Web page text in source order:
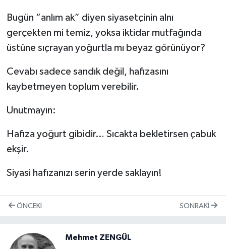
Bugün “anlım ak” diyen siyasetçinin alnı
gerçekten mi temiz, yoksa iktidar mutfağında
üstüne sıçrayan yoğurtla mı beyaz görünüyor?
Cevabı sadece sandık değil, hafızasını
kaybetmeyen toplum verebilir.
Unutmayın:
Hafıza yoğurt gibidir… Sıcakta bekletirsen çabuk
ekşir.
Siyasi hafızanızı serin yerde saklayın!
ÖNCEKI SONRAKI
Mehmet ZENGÜL